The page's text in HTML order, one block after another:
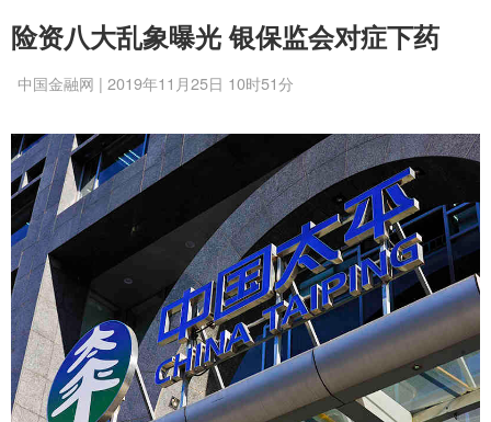
险资八大乱象曝光 银保监会对症下药
中国金融网 | 2019年11月25日 10时51分